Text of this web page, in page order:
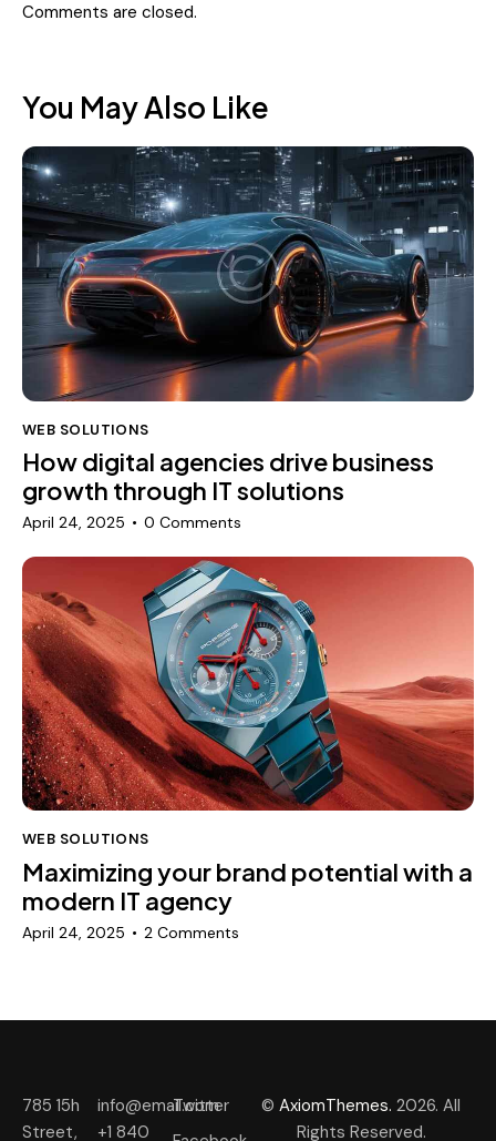
Comments are closed.
You May Also Like
WEB SOLUTIONS
How digital agencies drive business
growth through IT solutions
April 24, 2025 0 Comments
WEB SOLUTIONS
Maximizing your brand potential with a
modern IT agency
April 24, 2025 2 Comments
785 15h
Street,
info@email.com
+1 840
Twitter
© AxiomThemes. 2026. All
Rights Reserved.